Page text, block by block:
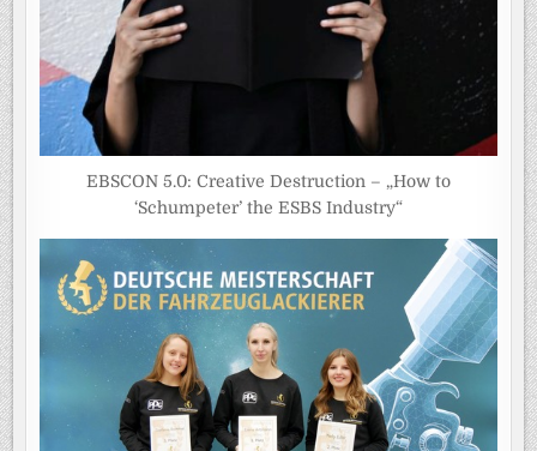
EBSCON 5.0: Creative Destruction – „How to
‘Schumpeter’ the ESBS Industry“